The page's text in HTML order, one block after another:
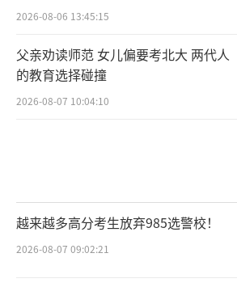
2026-08-06 13:45:15
父亲劝读师范 女儿偏要考北大 两代人
的教育选择碰撞
2026-08-07 10:04:10
越来越多高分考生放弃985选警校！
2026-08-07 09:02:21